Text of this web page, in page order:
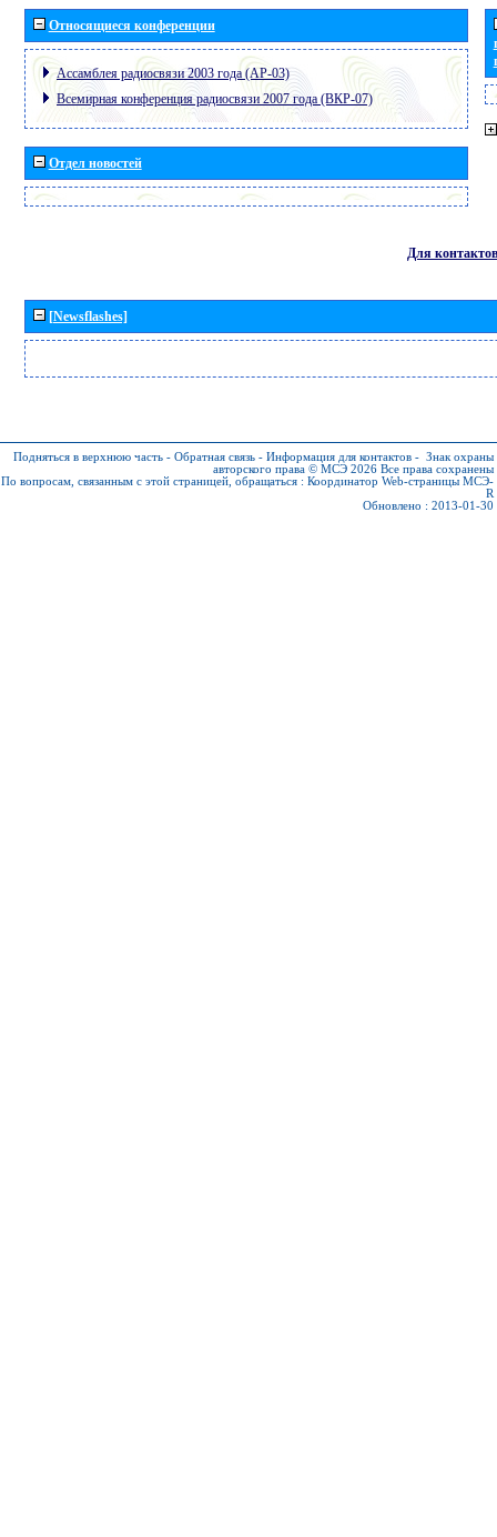
Относящиеся конференции
Ассамблея радиосвязи 2003 года (АР-03)
Всемирная конференция радиосвязи 2007 года (ВКР-07)
Отдел новостей
Для контактов
[Newsflashes]
Подняться в верхнюю часть - Обратная связь - Информация для контактов - Знак охраны
авторского права © МСЭ 2026 Все права сохранены
По вопросам, связанным с этой страницей, обращаться : Координатор Web-страницы МСЭ-
R
Обновлено : 2013-01-30